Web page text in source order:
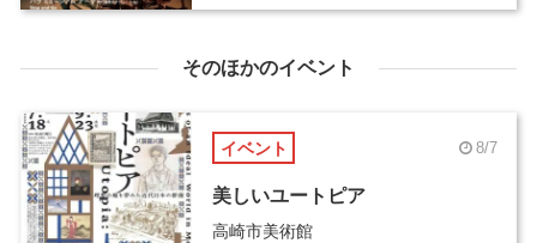
そのほかのイベント
イベント 8/7
美しいユートピア
高崎市美術館